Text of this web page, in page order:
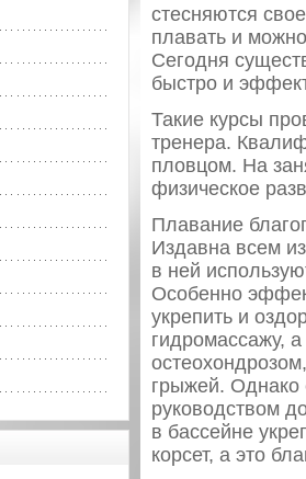
стесняются
плавать и
Сегодня
быстро и
Такие курсы
тренера.
пловцом. На
физическое
Плавание
Издавна всем
в ней
Особенно
укрепить и
гидромассажу,
грыжей. Однако
руководством
в бассейне
корсет, а это